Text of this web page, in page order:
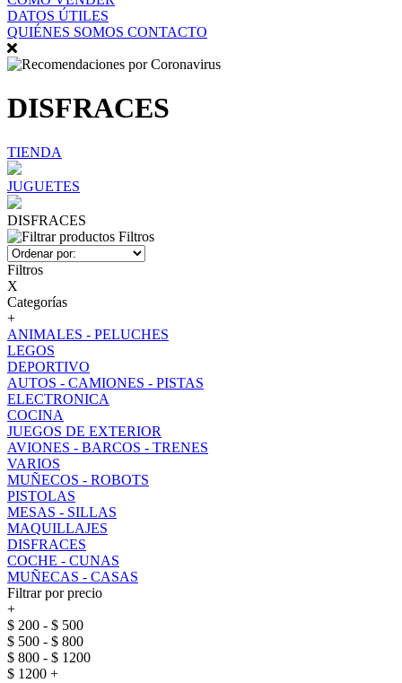
DATOS ÚTILES
QUIÉNES SOMOS CONTACTO
DISFRACES
TIENDA
JUGUETES
DISFRACES
Filtros
Filtros
X
Categorías
+
ANIMALES - PELUCHES
LEGOS
DEPORTIVO
AUTOS - CAMIONES - PISTAS
ELECTRONICA
COCINA
JUEGOS DE EXTERIOR
AVIONES - BARCOS - TRENES
VARIOS
MUÑECOS - ROBOTS
PISTOLAS
MESAS - SILLAS
MAQUILLAJES
DISFRACES
COCHE - CUNAS
MUÑECAS - CASAS
Filtrar por precio
+
$ 200 - $ 500
$ 500 - $ 800
$ 800 - $ 1200
$ 1200 +